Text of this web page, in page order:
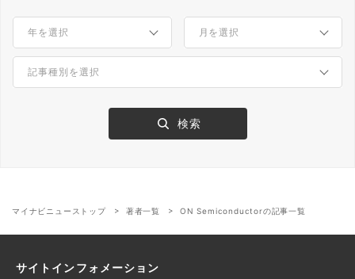
マイナビニューストップ 著者一覧 ON Semiconductorの記事一覧
サイトインフォメーション